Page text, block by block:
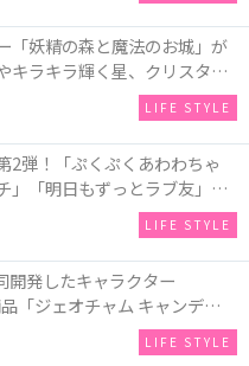
「妖精の森と魔法のお城」が
キラキラ輝く星、クリスタル
る♡
LIFE STYLE
2弾！「ぷくぷくあわわちゃ
」「明日もずっとラブ友」な
」や「遊べるメモ帳」が発売
LIFE STYLE
開発したキャラクター
「ジェオチャム キャンディデ
売！一部店舗限定で特別装飾
LIFE STYLE